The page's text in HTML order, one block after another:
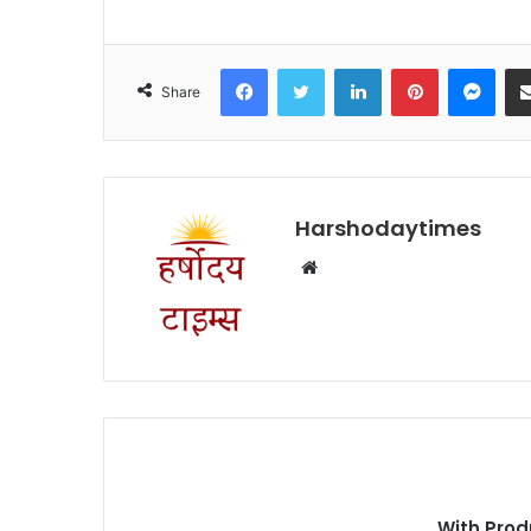
Share
FacebookTwitter LinkedInPinterest
Harshodaytimes
Website